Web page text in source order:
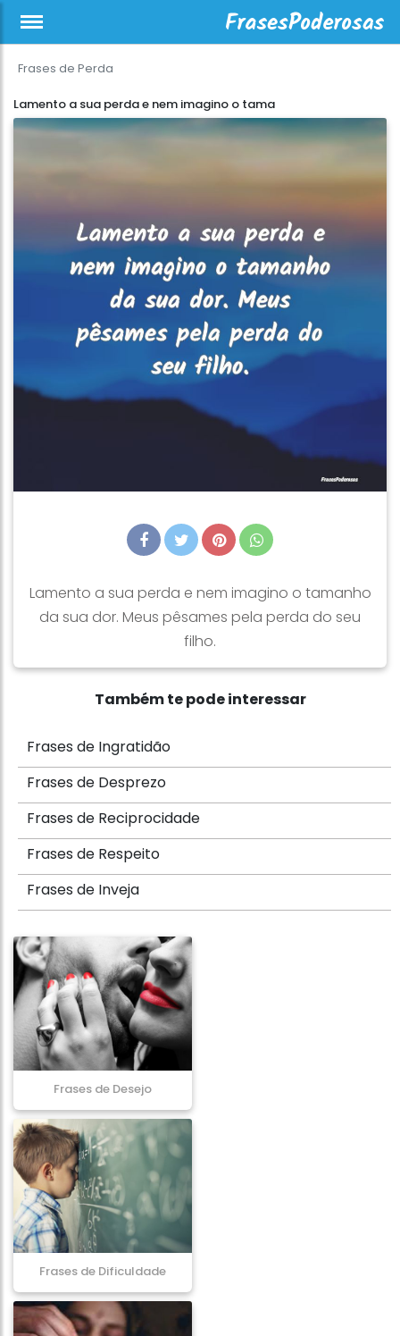
Frases de Perda
Lamento a sua perda e nem imagino o tama
Lamento a sua perda e nem imagino o tamanho
da sua dor. Meus pêsames pela perda do seu
filho.
Também te pode interessar
Frases de Ingratidão
Frases de Desprezo
Frases de Reciprocidade
Frases de Respeito
Frases de Inveja
Frases de Desejo
Frases de Dificuldade